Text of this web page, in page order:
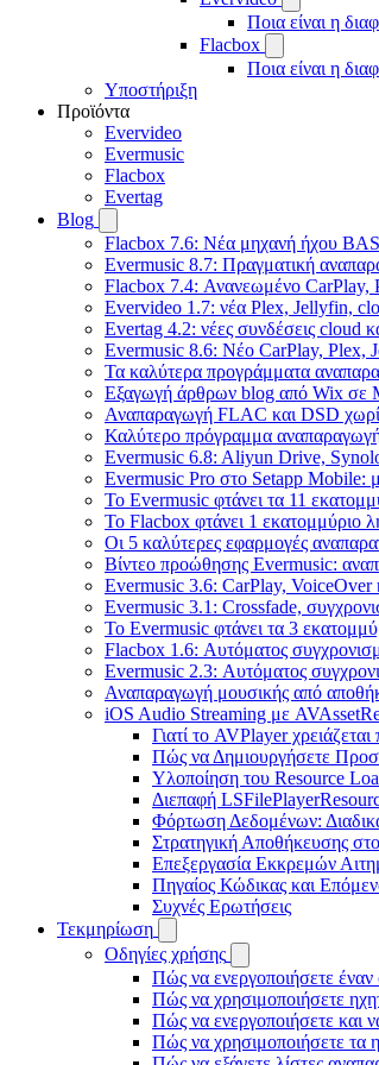
Ποια είναι η
Flacbox
Ποια είναι η
Υποστήριξη
Προϊόντα
Evervideo
Evermusic
Flacbox
Evertag
Blog
Flacbox 7.6: Νέα μηχανή ήχου
Evermusic 8.7: Πραγματική
Flacbox 7.4: Ανανεωμένο CarPlay,
Evervideo 1.7: νέα Plex, Jellyfin,
Evertag 4.2: νέες συνδέσεις cloud
Evermusic 8.6: Νέο CarPlay, Plex,
Τα καλύτερα προγράμματα
Εξαγωγή άρθρων blog από Wix σε
Αναπαραγωγή FLAC και DSD
Καλύτερο πρόγραμμα
Evermusic 6.8: Aliyun Drive,
Evermusic Pro στο Setapp Mobile:
Το Evermusic φτάνει τα 11
Το Flacbox φτάνει 1 εκατομμύριο
Οι 5 καλύτερες εφαρμογές
Βίντεο προώθησης Evermusic:
Evermusic 3.6: CarPlay, VoiceOver
Evermusic 3.1: Crossfade,
Το Evermusic φτάνει τα 3
Flacbox 1.6: Αυτόματος
Evermusic 2.3: Αυτόματος
Αναπαραγωγή μουσικής από
iOS Audio Streaming με
Γιατί το AVPlayer
Πώς να Δημιουργήσετε
Υλοποίηση του Resource
Διεπαφή
Φόρτωση Δεδομένων:
Στρατηγική Αποθήκευσης
Επεξεργασία Εκκρεμών
Πηγαίος Κώδικας και
Συχνές Ερωτήσεις
Τεκμηρίωση
Οδηγίες χρήσης
Πώς να ενεργοποιήσετε
Πώς να χρησιμοποιήσετε
Πώς να ενεργοποιήσετε και
Πώς να χρησιμοποιήσετε τα